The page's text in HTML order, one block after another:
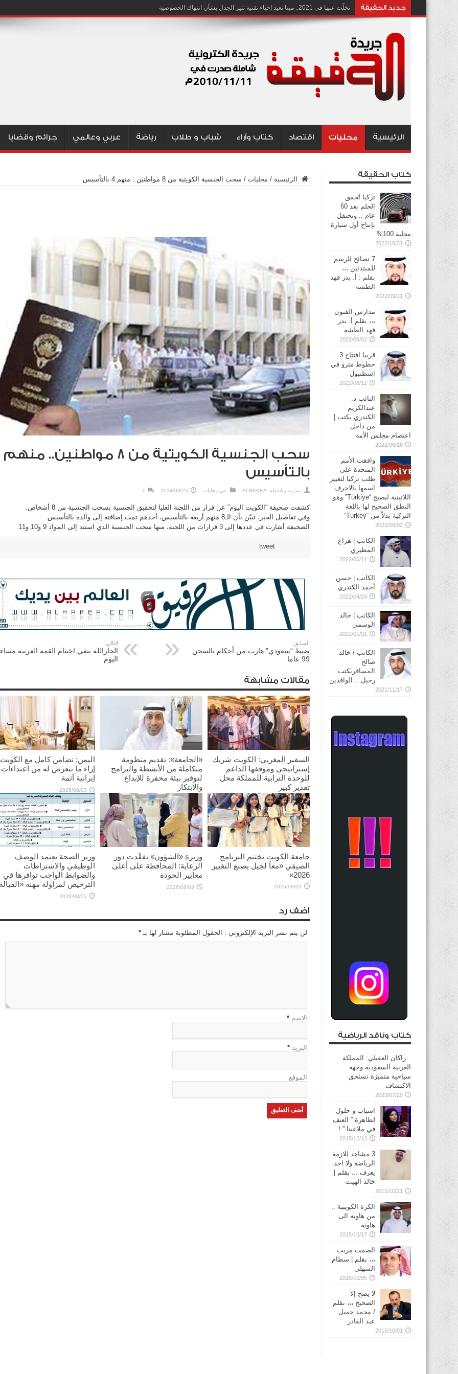
جديد الحقيقة تخلّت عنها في 2021.. ميتا تعيد إحياء تقنية تثير الجدل بشأن انتهاك الخصوصية
الرئيسية محليات اقتصاد كتاب وآراء شباب و طلاب رياضة عربي وعالمي جرائم وقضايا
الرئيسية / محليات / سحب الجنسية الكويتية من 8 مواطنين.. منهم 4 بالتأسيس
بالتأسيس
نشرت بواسطة: ALHAKEA في محليات 2014/03/25
0
كشفت صحيفة “الكويت اليوم” عن قرار من اللجنة العليا لتحقيق الجنسية بسحب الجنسية من 8 أشخاص.
وفي تفاصيل الخبر، تبيّن بأن الـ8 منهم أربعة بالتأسيس، أحدهم تمت إضافته إلى والده بالتأسيس.
الصحيفة أشارت في عددها إلى 3 قرارات من اللجنة، منها سحب الجنسية الذي استند إلى المواد 9 و10 و11.
tweet
السابق:
ضبط “سعودي” هارب من أحكام بالسجن
99 عاما
التالي:
الجارالله ينفي اختتام القمة العربية مساء
اليوم
مقالات مشابهة
السفير المغربي: الكويت شريك
إستراتيجي وموقفها الداعم
للوحدة الترابية للمملكة محل
تقدير كبير
2026/08/03
«الجامعة»: تقديم منظومة
متكاملة من الأنشطة والبرامج
لتوفير بيئة محفزة للإبداع
والابتكار
2026/08/03
اليمن: تضامن كامل مع الكويت
إزاء ما تتعرض له من اعتداءات
إيرانية آثمة
2026/08/03
جامعة الكويت تختتم البرنامج
الصيفي «معاً لجيل يصنع التغيير
2026»
2026/08/03
وزيرة «الشؤون» تفقّدت دور
الرعاية: المحافظة على أعلى
معايير الجودة
2026/08/03
وزير الصحة يعتمد الوصف
الوظيفي والاشتراطات
والضوابط الواجب توافرها في
الترخيص لمزاولة مهنة
2026/08/03
اضف رد
لن يتم نشر البريد الإلكتروني . الحقول المطلوبة مشار لها بـ *
الإسم *
البريد *
الموقع
كتاب الحقيقة
تركيا تُحقق
الحلم بعد 60
عام .. وتحتفل
بإنتاج أول سيارة
محلية 100%
2022/10/31
7 نصائح للرسم
للمبتدئين ،،،
بقلم : أ. بدر فهد
الطشه
2022/09/21
مدارس الفنون
،،، بقلم أ. بدر
فهد الطشه
2022/09/02
قريبا افتتاح 3
خطوط مترو في
2022/08/12
النائب د.
عبدالكريم
الكندري يكتب |
من داخل
اعتصام مجلس الأمة
2022/06/16
وافقت الأمم
المتحدة على
طلب تركيا لتغيير
اسمها بالاحرف
اللاتينية ليصبح “Türkiye” وهو
النطق الصحيح لها باللغة
التركية بدلاً من “Turkey”
2022/06/02
الكاتب | هزاع
المطيري
2022/05/11
الكاتب | حسن
أحمد الكندري
2022/04/24
الكاتب | خالد
الوسمي
2022/01/01
الكاتب / خالد
صالح
المسافريكتب:
رحيل .. الوافدين
2021/11/17
كتاب وناقد الرياضية
راكان الغفيلي: المملكة
العربية السعودية وجهة
سياحية متميزة تستحق
الاكتشاف
2023/07/29
اسباب و حلول
لظاهرة ” العنف
في ملاعبنا ” !
2015/12/13
3 مشاهد للازمة
الرياضة ولا احد
يعرف ،،، بقلم |
خالد الهيت
2015/10/21
الكرة الكويتية ..
من هاويه الى
هاويه
2015/10/17
الصمت مريب
،،، بقلم | سطام
السهلي
2015/10/05
لا يصح إلا
الصحيح ،،، بقلم
/ محمد جميل
عبد القادر
2015/10/01